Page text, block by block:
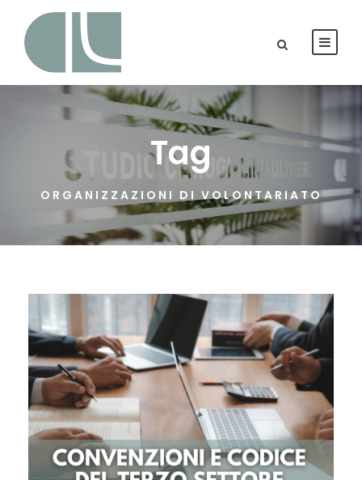
Tag
ORGANIZZAZIONI DI VOLONTARIATO